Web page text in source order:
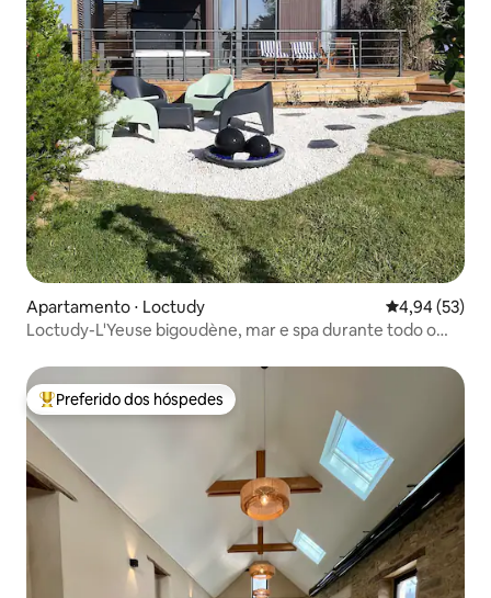
Apartamento ⋅ Loctudy 4,94 de uma
4,94 (53)
Loctudy-L'Yeuse bigoudène, mar e spa durante todo o
Entre os melhores preferidos dos hóspedes
Preferido dos hóspedes